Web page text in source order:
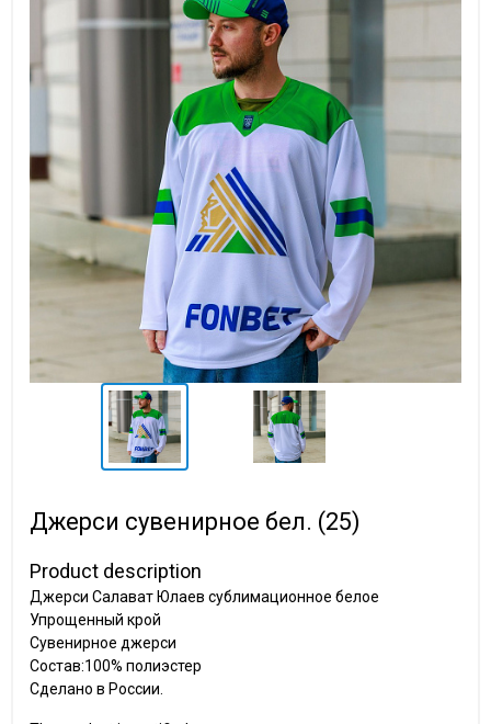
Джерси сувенирное бел. (25)
Product description
Джерси Салават Юлаев сублимационное белое
Упрощенный крой
Сувенирное джерси
Состав:100% полиэстер
Сделано в России.